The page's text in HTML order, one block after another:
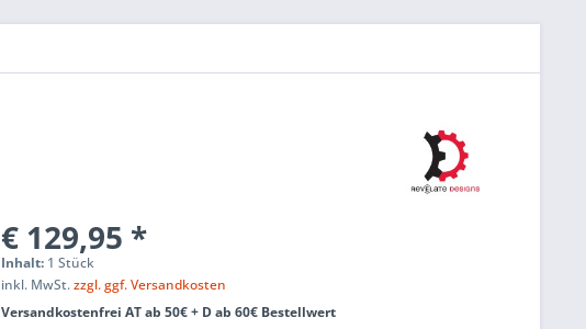
€ 129,95 *
Inhalt: 1 Stück
inkl. MwSt.zzgl. ggf. Versandkosten
Versandkostenfrei AT ab 50€ + D ab 60€ Bestellwert